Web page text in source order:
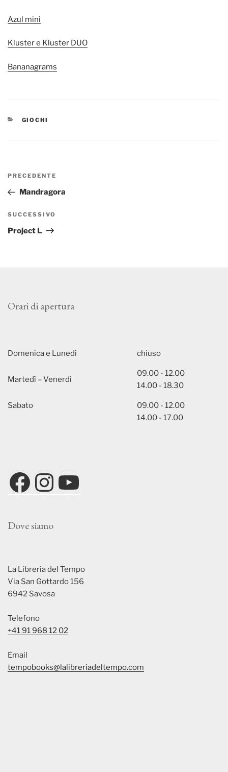
Azul mini
Kluster e Kluster DUO
Bananagrams
CATEGORIE
GIOCHI
Navigazione
Articolo
precedente:
PRECEDENTE
Mandragora
Articolo
successivo
SUCCESSIVO
Project L
Orari di apertura
Domenica e Lunedì chiuso
Martedì – Venerdì
09.00 - 12.00
14.00 - 18.30
Sabato
09.00 - 12.00
14.00 - 17.00
Facebook
Instagram
YouTube
Dove siamo
La Libreria del Tempo
Via San Gottardo 156
6942 Savosa
Telefono
+41 91 968 12 02
Email
tempobooks@lalibreriadeltempo.com